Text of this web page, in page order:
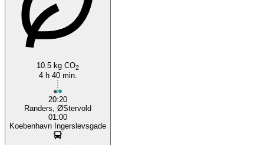
10.5 kg CO2
4 h 40 min.
20:20
Randers, ØStervold
01:00
Koebenhavn Ingerslevsgade